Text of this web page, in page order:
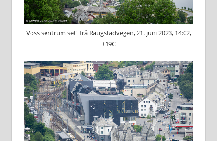
Voss sentrum sett frå Raugstadvegen, 21. juni 2023, 14:02,
+19C